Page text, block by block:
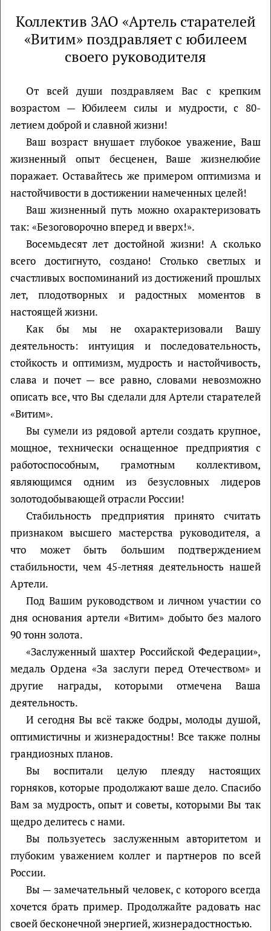
Коллектив ЗАО «Артель старателей
«Витим» поздравляет с юбилеем
своего руководителя
От всей души поздравляем Вас с крепким
возрастом — Юбилеем силы и мудрости, с 80-
летием доброй и славной жизни!
Ваш возраст внушает глубокое уважение, Ваш
жизненный опыт бесценен, Ваше жизнелюбие
поражает. Оставайтесь же примером оптимизма и
настойчивости в достижении намеченных целей!
Ваш жизненный путь можно охарактеризовать
так: «Безоговорочно вперед и вверх!».
Восемьдесят лет достойной жизни! А сколько
всего достигнуто, создано! Столько светлых и
счастливых воспоминаний из достижений прошлых
лет, плодотворных и радостных моментов в
настоящей жизни.
Как бы мы не охарактеризовали Вашу
деятельность: интуиция и последовательность,
стойкость и оптимизм, мудрость и настойчивость,
слава и почет — все равно, словами невозможно
описать все, что Вы сделали для Артели старателей
«Витим».
Вы сумели из рядовой артели создать крупное,
мощное, технически оснащенное предприятия с
работоспособным, грамотным коллективом,
являющимся одним из безусловных лидеров
золотодобывающей отрасли России!
Стабильность предприятия принято считать
признаком высшего мастерства руководителя, а
что может быть большим подтверждением
стабильности, чем 45-летняя деятельность нашей
Артели.
Под Вашим руководством и личном участии со
дня основания артели «Витим» добыто без малого
90 тонн золота.
«Заслуженный шахтер Российской Федерации»,
медаль Ордена «За заслуги перед Отечеством» и
другие награды, которыми отмечена Ваша
деятельность.
И сегодня Вы всё также бодры, молоды душой,
оптимистичны и жизнерадостны! Все также полны
грандиозных планов.
Вы воспитали целую плеяду настоящих
горняков, которые продолжают ваше дело. Спасибо
Вам за мудрость, опыт и советы, которыми Вы так
щедро делитесь с нами.
Вы пользуетесь заслуженным авторитетом и
глубоким уважением коллег и партнеров по всей
России.
Вы — замечательный человек, с которого всегда
хочется брать пример. Продолжайте радовать нас
своей бесконечной энергией, жизнерадостностью.